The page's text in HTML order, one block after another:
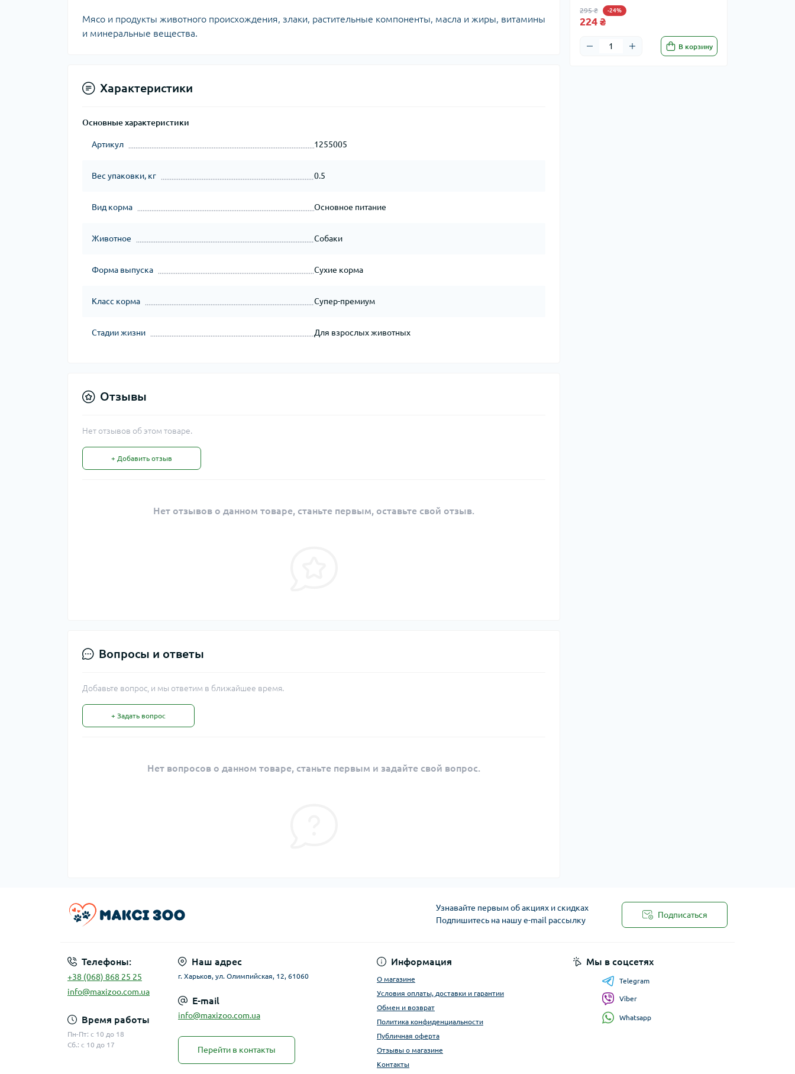
295 ₴ -24%
224 ₴
В корзину
Мясо и продукты животного происхождения, злаки, растительные компоненты, масла и жиры, витамины
и минеральные вещества.
Характеристики
Основные характеристики
Артикул 1255005
Вес упаковки, кг 0.5
Вид корма Основное питание
Животное Собаки
Форма выпуска Сухие корма
Класс корма Супер-премиум
Стадии жизни Для взрослых животных
Отзывы
Нет отзывов об этом товаре.
+ Добавить отзыв
Нет отзывов о данном товаре, станьте первым, оставьте свой отзыв.
Вопросы и ответы
Добавьте вопрос, и мы ответим в ближайшее время.
+ Задать вопрос
Нет вопросов о данном товаре, станьте первым и задайте свой вопрос.
Узнавайте первым об акциях и скидках
Подпишитесь на нашу e-mail рассылку
Подписаться
Телефоны:
+38 (068) 868 25 25
info@maxizoo.com.ua
Время работы
Пн-Пт: с 10 до 18
Сб.: с 10 до 17
Наш адрес
г. Харьков, ул. Олимпийская, 12, 61060
E-mail
info@maxizoo.com.ua
Перейти в контакты
Информация
О магазине
Условия оплаты, доставки и гарантии
Обмен и возврат
Политика конфиденциальности
Публичная оферта
Отзывы о магазине
Контакты
Мы в соцсетях
Telegram
Viber
Whatsapp